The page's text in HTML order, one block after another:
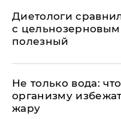
Диетологи
с
полезный
Не только вода:
организму
жару